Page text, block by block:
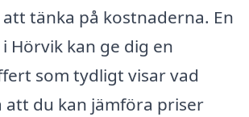
tänka på kostnaderna. En
Hörvik kan ge dig en
som tydligt visar vad
att du kan jämföra priser